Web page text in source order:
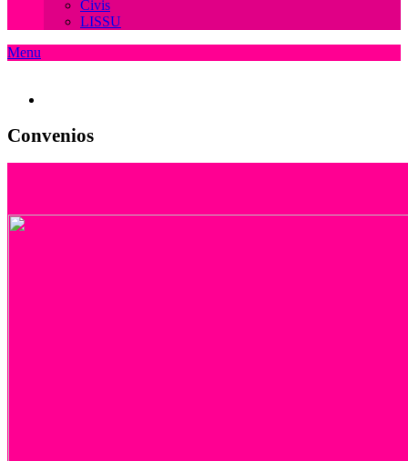
Civis
LISSU
Menu
Convenios